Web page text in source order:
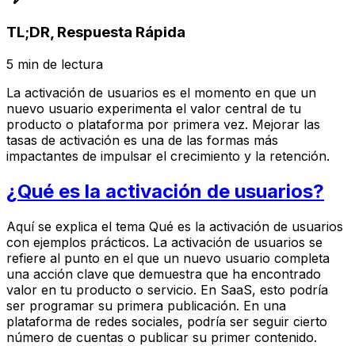
TL;DR, Respuesta Rápida
5 min de lectura
La activación de usuarios es el momento en que un
nuevo usuario experimenta el valor central de tu
producto o plataforma por primera vez. Mejorar las
tasas de activación es una de las formas más
impactantes de impulsar el crecimiento y la retención.
¿Qué es la activación de usuarios?
Aquí se explica el tema Qué es la activación de usuarios
con ejemplos prácticos. La activación de usuarios se
refiere al punto en el que un nuevo usuario completa
una acción clave que demuestra que ha encontrado
valor en tu producto o servicio. En SaaS, esto podría
ser programar su primera publicación. En una
plataforma de redes sociales, podría ser seguir cierto
número de cuentas o publicar su primer contenido.